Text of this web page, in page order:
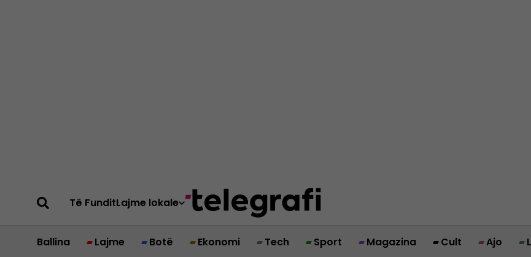
Të FunditLajme lokale
Ballina Lajme Botë Ekonomi Tech Sport Magazina Cult Ajo